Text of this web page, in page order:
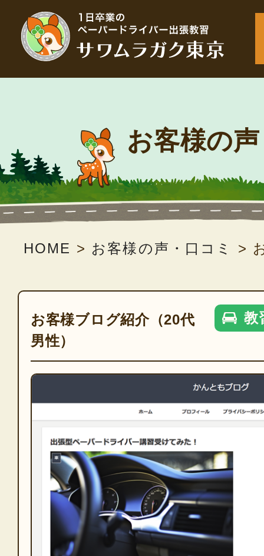
お客様の
HOME > お客様の声・口コミ >
お客様ブログ紹介（20代
男性）
教